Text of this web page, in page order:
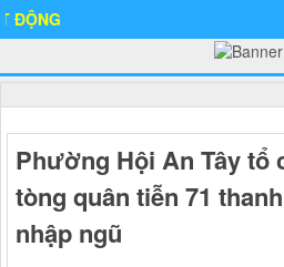
Phường Hội An Tây tổ
tòng quân tiễn 71
nhập ngũ